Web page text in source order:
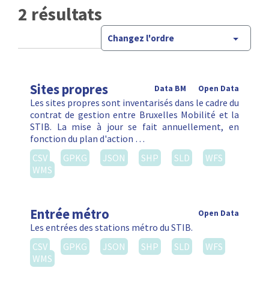
2 résultats
Changez l'ordre
Sites propres Open Data
Data BM
Les sites propres sont inventarisés dans le cadre du
contrat de gestion entre Bruxelles Mobilité et la
STIB. La mise à jour se fait annuellement, en
fonction du plan d'action …
CSV
GPKG JSON SHP SLD
WFS
WMS
Entrée métro Open Data
Les entrées des stations métro du STIB.
CSV
GPKG JSON SHP SLD
WFS
WMS